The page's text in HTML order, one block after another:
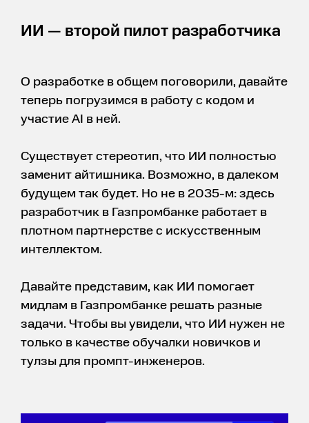
ИИ — второй пилот разработчика
О разработке в общем поговорили, давайте
теперь погрузимся в работу с кодом и
участие AI в ней.
Существует стереотип, что ИИ полностью
заменит айтишника. Возможно, в далеком
будущем так будет. Но не в 2035-м: здесь
разработчик в Газпромбанке работает в
плотном партнерстве с искусственным
интеллектом.
Давайте представим, как ИИ помогает
мидлам в Газпромбанке решать разные
задачи. Чтобы вы увидели, что ИИ нужен не
только в качестве обучалки новичков и
тулзы для промпт-инженеров.